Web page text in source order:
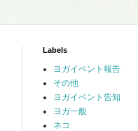
Labels
ヨガイベント報告
その他
ヨガイベント告知
ヨガ一般
ネコ